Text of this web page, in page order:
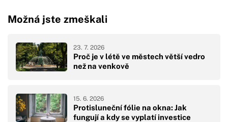
Možná jste zmeškali
Proč je v létě ve městech větší vedro
než na venkově
23. 7. 2026
Protisluneční fólie na okna: Jak
fungují a kdy se vyplatí investice
15. 6. 2026